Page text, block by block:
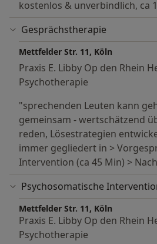
begleitend bei Ihren z.B.
vor/wärend/nachzahnärztlichen
chronischen Schmerzen) nach
schulmedizinischen (für's
- Schlafstörung: Ein - und
hierfür kein körperlicher
rät der erfahrene Therapeut zur
- Depression: Bei der
eine der schwersten aber
psychischen Erkrankung.
fast jeder 5. Bürger einmal
Millionen Hilfebedürftiger gibt.
vielen Begleiterkrakungen und
dass die Ursachenfindung nicht
kostenlos & unverbindlich, ca
Gesprächstherapie
Mettfelder Str. 11, Köln
Praxis E. Libby Op den Rhein
Psychotherapie
"sprechenden Leuten kann
gemeinsam - wertschätzend
reden, Lösestrategien
immer gegliedert in >
Intervention (ca 45 Min) >
Psychosomatische
Mettfelder Str. 11, Köln
Praxis E. Libby Op den Rhein
Psychotherapie